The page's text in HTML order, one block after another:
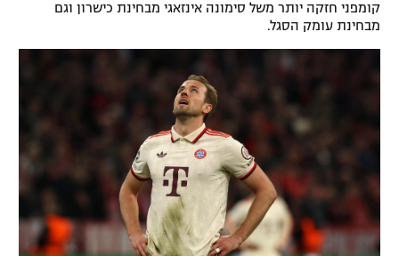
הצטרפות לחבילת הערוצים
לוח דרושים – ג'ובנט
קומפני חזקה יותר משל סימונה אינזאגי מבחינת כישרון וגם
מבחינת עומק הסגל.